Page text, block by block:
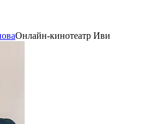
Онлайн-кинотеатр Иви